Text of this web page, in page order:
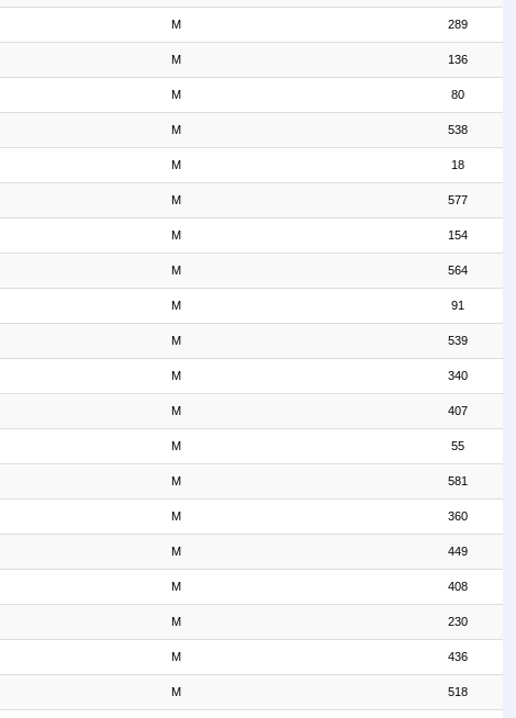
M 289
M 136
M 80
M 538
M 18
M 577
M 154
M 564
M 91
M 539
M 340
M 407
M 55
M 581
M 360
M 449
M 408
M 230
M 436
M 518